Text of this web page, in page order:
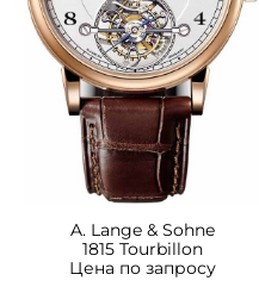
A. Lange & Sohne
1815 Tourbillon
Цена по запросу